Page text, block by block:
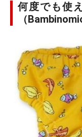
何度でも使
（